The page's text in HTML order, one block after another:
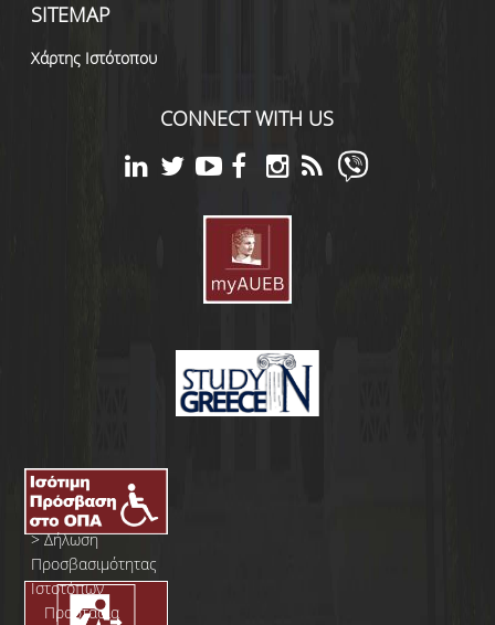
SITEMAP
Χάρτης Ιστότοπου
CONNECT WITH US
>Δήλωση
Προσβασιμότητας
Ιστοτόπων
Προστασία